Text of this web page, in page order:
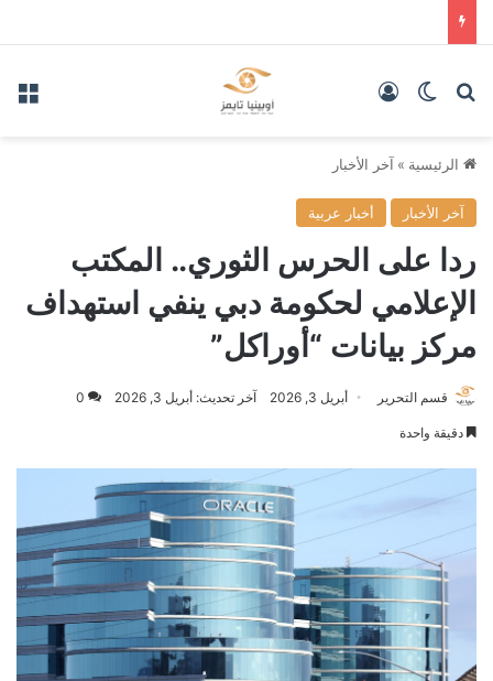
بحث عنالوضع المظلم
الرئيسية » آخر الأخبار
آخر الأخبار أخبار عربية
ردا على الحرس الثوري.. المكتب
الإعلامي لحكومة دبي ينفي استهداف
مركز بيانات “أوراكل”
قسم التحرير أبريل 3, 2026 آخر تحديث: أبريل 3, 2026 0
دقيقة واحدة